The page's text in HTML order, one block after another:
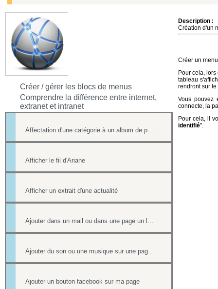
Créer / gérer les blocs de menus
Comprendre la différence entre internet,
extranet et intranet
Affectation d'une catégorie à un album de photos
Afficher le fil d'Ariane
Afficher un extrait d'une actualité
Ajouter dans un mail ou dans une page un lien vers un document stocké dans l'onglet Document
Ajouter du son ou une musique sur une page de votre site
Ajouter un bouton facebook sur ma page
Description :
Création d'un
Créer un
Pour cela,
tableau
rendront sur
Vous pouvez
connecte, la
Pour cela, il
identifié".